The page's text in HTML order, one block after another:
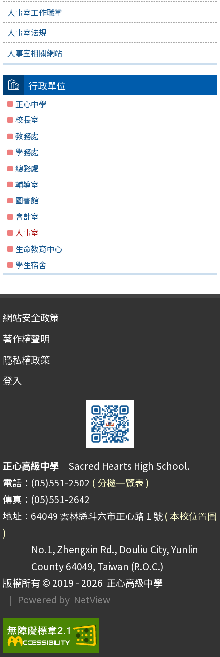
人事室工作職掌
人事室法規
人事室相關網站
行政單位
正心中學
校長室
教務處
學務處
總務處
輔導室
圖書館
會計室
人事室
生命教育中心
學生宿舍
網站安全政策
著作權聲明
隱私權政策
登入
正心高級中學 Sacred Hearts High School.
電話：(05)551-2502 ( 分機一覽表 )
傳真：(05)551-2642
地址：64049 雲林縣斗六市正心路 1 號 ( 本校位置圖
)
No.1, Zhengxin Rd., Douliu City, Yunlin
County 64049, Taiwan (R.O.C.)
版權所有 © 2019 - 2026 正心高級中學
| Powered by NetView